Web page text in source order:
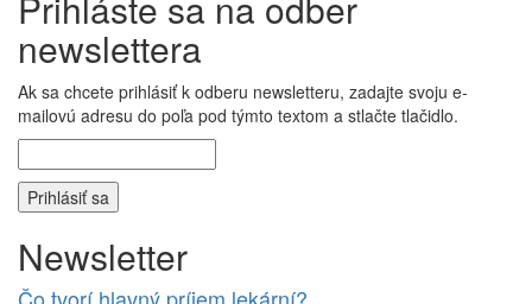
newslettera
Ak sa chcete prihlásiť k odberu newsletteru, zadajte svoju e-
mailovú adresu do poľa pod týmto textom a stlačte tlačidlo.
Newsletter